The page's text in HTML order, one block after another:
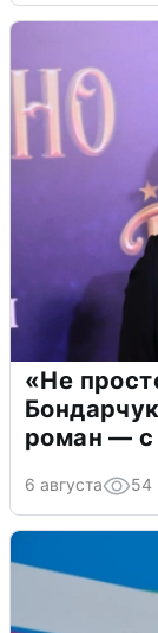
«Не
роман —
6 августа 54